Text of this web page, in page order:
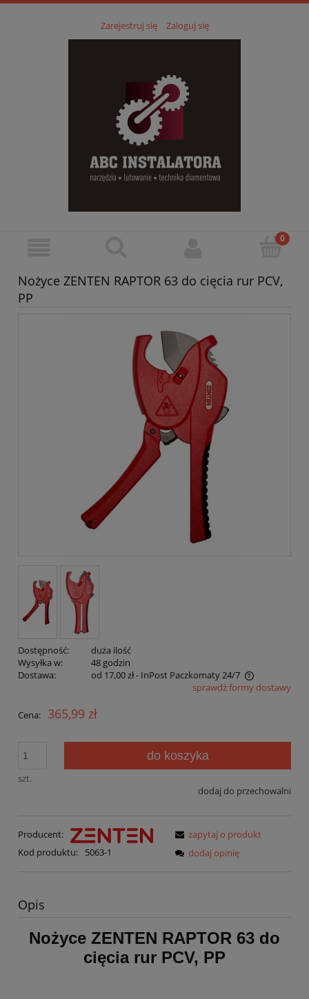
Zarejestruj się Zaloguj się
Nożyce ZENTEN RAPTOR 63 do cięcia rur PCV,
PP
Dostępność:
duża ilość
Wysyłka w:
48 godzin
Dostawa:
od 17,00 zł- InPost Paczkomaty 24/7
Cena nie zawiera ewentualnych kosztów płatnościsprawdź formy dostawy
Cena: 365,99 zł
szt.
do koszyka
dodaj do przechowalni
Producent:
Kod produktu:
5063-1
zapytaj o produkt
dodaj opinię
Opis
Nożyce ZENTEN RAPTOR 63 do
cięcia rur PCV, PP